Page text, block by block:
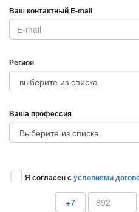
аш контактный E-mail
Регион
аша профессия
Я согласен сусловиями
+7